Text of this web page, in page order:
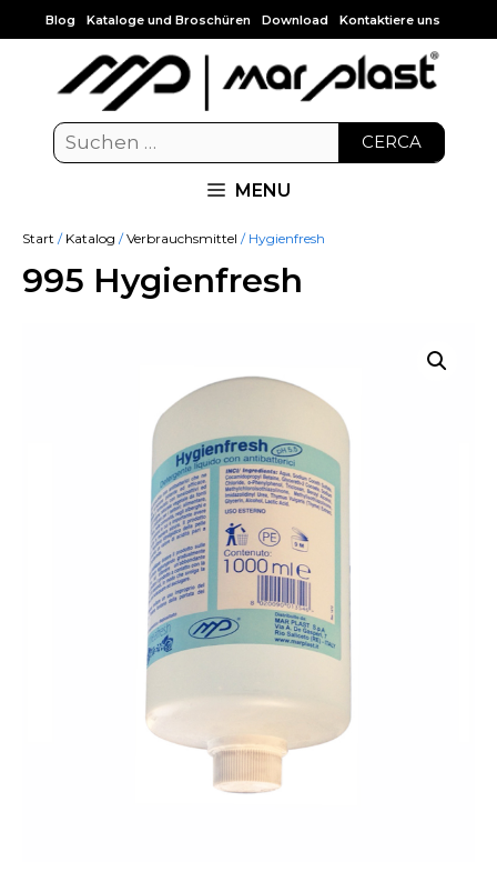
Blog Kataloge und Broschüren Download Kontaktiere uns
CERCA
MENU
Start / Katalog /Verbrauchsmittel / Hygienfresh
995 Hygienfresh